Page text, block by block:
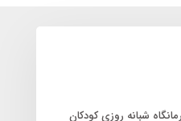
شبانه روزی کودکان